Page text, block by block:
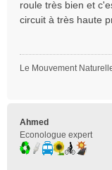
g
e
n
l
roule très bien et
circuit à très haute
Le Mouvement
Ahmed
Econologue expert